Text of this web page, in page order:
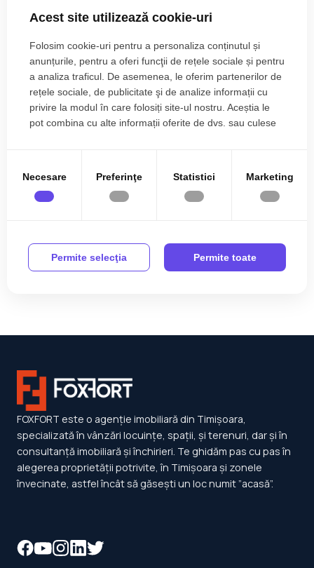
FOXFORT este o agenție imobiliară din Timișoara,
specializată în vânzări locuințe, spații, și terenuri, dar și în
consultanță imobiliară și închirieri. Te ghidăm pas cu pas în
alegerea proprietății potrivite, în Timișoara și zonele
învecinate, astfel încât să găsești un loc numit ”acasă”.
Acest site utilizează cookie-uri
Folosim cookie-uri pentru a personaliza conținutul și
anunțurile, pentru a oferi funcţii de rețele sociale și pentru
a analiza traficul. De asemenea, le oferim partenerilor de
rețele sociale, de publicitate şi de analize informații cu
privire la modul în care folosiți site-ul nostru. Aceștia le
pot combina cu alte informații oferite de dvs. sau culese
Necesare Preferinţe Statistici Marketing
Permite selecţia Permite toate